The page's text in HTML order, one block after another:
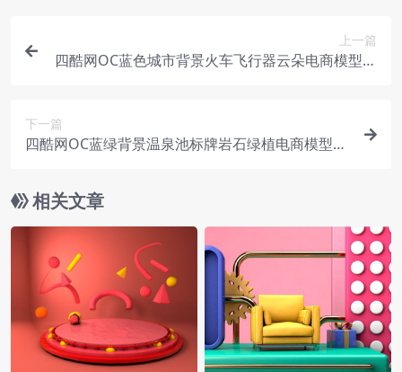
上一篇
四酷网OC蓝色城市背景火车飞行器云朵电商模型工
下一篇
四酷网OC蓝绿背景温泉池标牌岩石绿植电商模型工
相关文章